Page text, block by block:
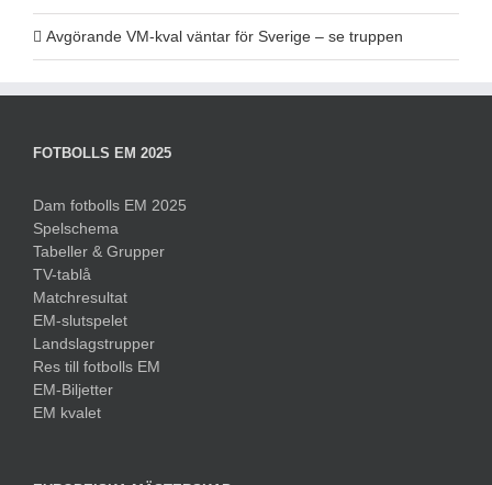
Avgörande VM-kval väntar för Sverige – se truppen
FOTBOLLS EM 2025
Dam fotbolls EM 2025
Spelschema
Tabeller & Grupper
TV-tablå
Matchresultat
EM-slutspelet
Landslagstrupper
Res till fotbolls EM
EM-Biljetter
EM kvalet